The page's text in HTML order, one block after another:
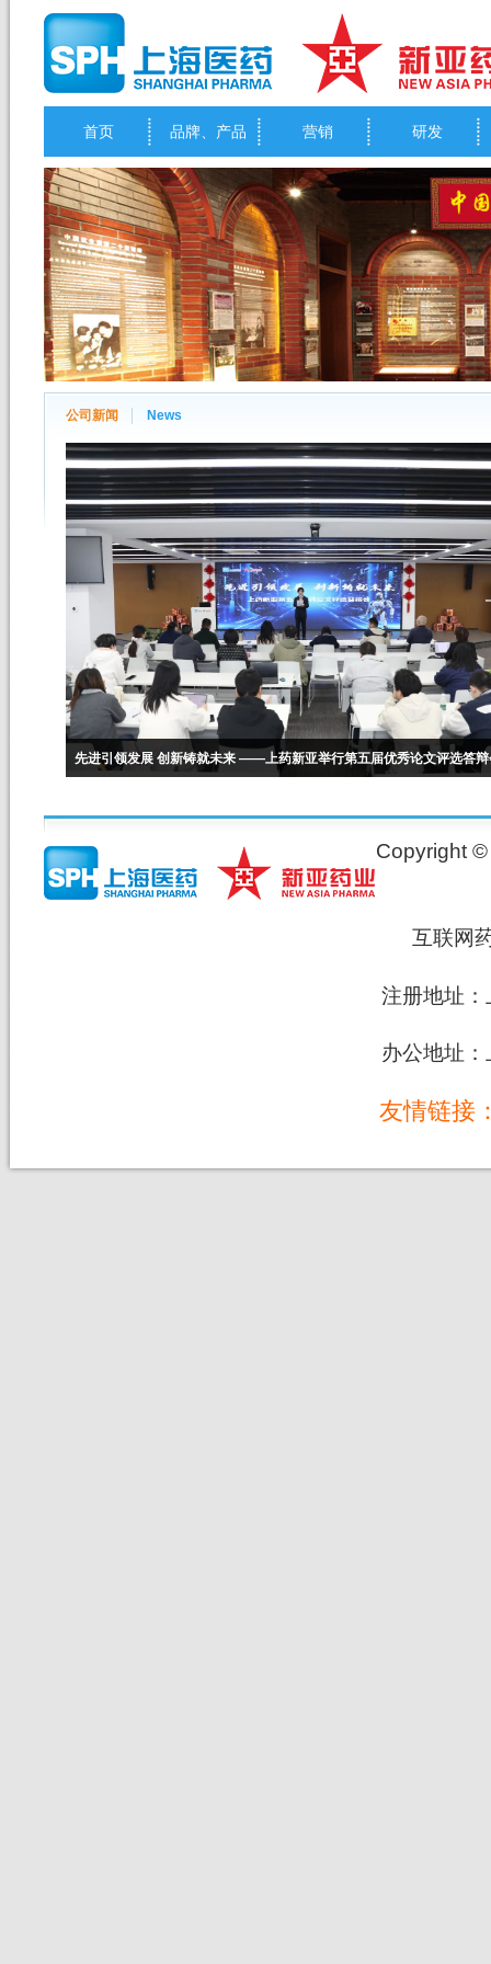
首页 品牌、产品 营销 研发
公司新闻 News
先进引领发展 创新铸就未来 ——上药新亚举行第五届优秀论文评选答辩
Copyright
互联网
注册地址
办公地址
友情链